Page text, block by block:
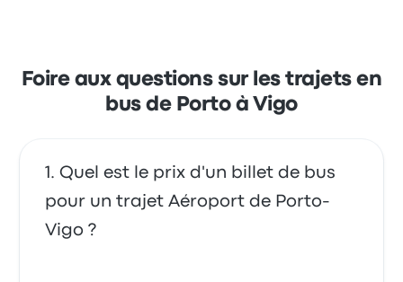
commencer à 14 €
Foire aux questions sur les trajets en
bus de Porto à Vigo
Quel est le prix d'un billet de bus
pour un trajet Aéroport de Porto-
Vigo ?